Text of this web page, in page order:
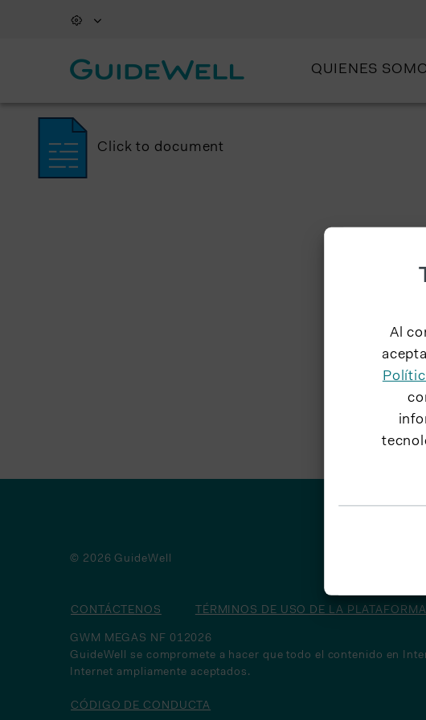
QUIENES
Click to document
© 2026 GuideWell
CONTÁCTENOS TÉRMINOS DE USO DE LA PLATAFORMA
GWM MEGAS NF 012026
GuideWell se compromete a hacer que todo el contenido en
Internet ampliamente aceptados.
CÓDIGO DE CONDUCTA
Al